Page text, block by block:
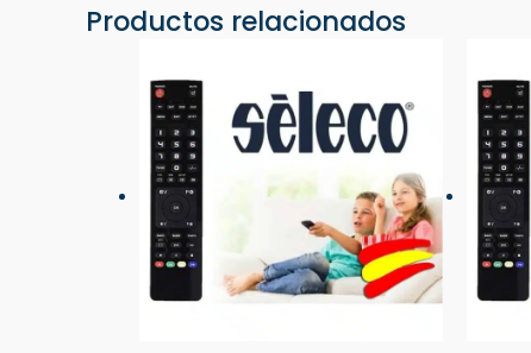
Productos relacionados